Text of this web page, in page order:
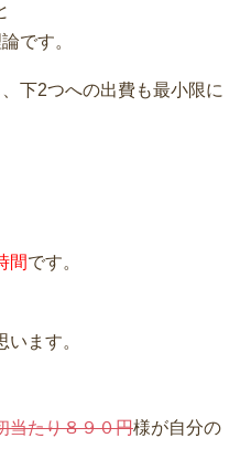
です。
下2つへの出費も最小限に
間です。
ます。
当たり８９０円様が自分の